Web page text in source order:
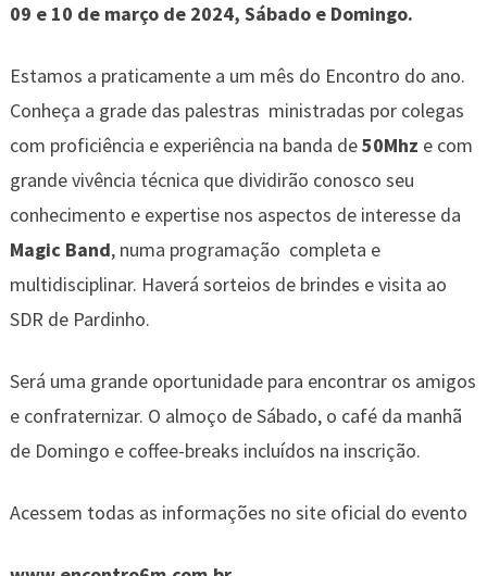
09 e 10 de março de 2024, Sábado e Domingo.
Estamos a praticamente a um mês do Encontro do ano.
Conheça a grade das palestras ministradas por colegas
com proficiência e experiência na banda de50Mhz e com
grande vivência técnica que dividirão conosco seu
conhecimento e expertise nos aspectos de interesse da
Magic Band, numa programação completa e
multidisciplinar. Haverá sorteios de brindes e visita ao
SDR de Pardinho.
Será uma grande oportunidade para encontrar os amigos
e confraternizar. O almoço de Sábado, o café da manhã
de Domingo e coffee-breaks incluídos na inscrição.
Acessem todas as informações no site oficial do evento